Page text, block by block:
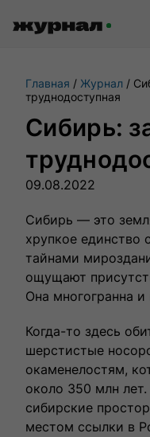
Самое важное
Журнал
Пишем о России,
перестала быть Terra
Сотрудничаем с
влюбленными в
Главная Журнал
труднодоступная
Сибирь:
09.08.2022
Сибирь — это
хрупкое
тайнами
ощущают
Она многогранна и
Когда-то здесь
шерстистые
окаменелостям,
около 350 млн
сибирские
местом ссылки в